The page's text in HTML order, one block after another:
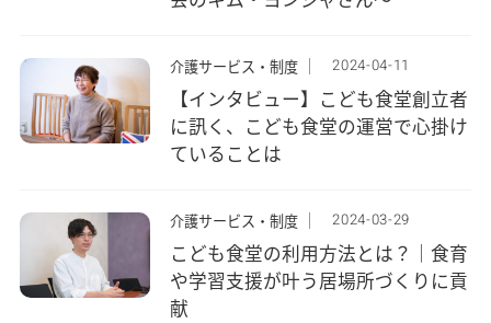
介護サービス・制度 2024-04-11
【インタビュー】こども食堂創立者
に訊く、こども食堂の運営で心掛け
ていることは
介護サービス・制度 2024-03-29
こども食堂の利用方法とは？｜食育
や学習支援が叶う居場所づくりに貢
献